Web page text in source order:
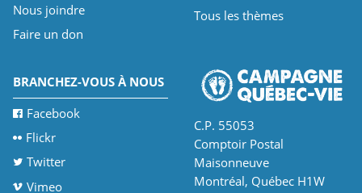
Nous joindre
Faire un don
Tous les thèmes
BRANCHEZ-VOUS À NOUS
Facebook
Flickr
Twitter
Vimeo
C.P. 55053
Comptoir Postal
Maisonneuve
Montréal, Québec H1W